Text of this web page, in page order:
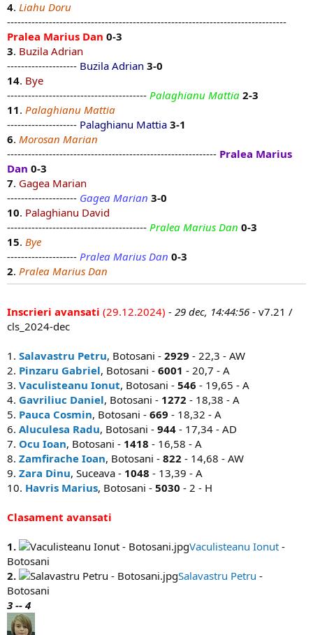
4. Liahu Doru
--------------------------------------------------------------------------------
Pralea Marius Dan 0-3
3. Buzila Adrian
-------------------- Buzila Adrian 3-0
14. Bye
---------------------------------------- Palaghianu Mattia 2-3
11. Palaghianu Mattia
-------------------- Palaghianu Mattia 3-1
6. Morosan Marian
------------------------------------------------------------ Pralea Marius
Dan 0-3
7. Gagea Marian
-------------------- Gagea Marian 3-0
10. Palaghianu David
---------------------------------------- Pralea Marius Dan 0-3
15. Bye
-------------------- Pralea Marius Dan 0-3
2. Pralea Marius Dan
Inscrieri avansati (29.12.2024) - 29 dec, 14:44:56 - v7.21 /
cls_2024-dec
1. Salavastru Petru, Botosani - 2929 - 22,3 - AW
2. Pinzaru Gabriel, Botosani - 6001 - 20,7 - A
3. Vaculisteanu Ionut, Botosani - 546 - 19,65 - A
4. Gavriliuc Daniel, Botosani - 1272 - 18,38 - A
5. Pauca Cosmin, Botosani - 669 - 18,32 - A
6. Aluculesa Radu, Botosani - 944 - 17,34 - AD
7. Ocu Ioan, Botosani - 1418 - 16,58 - A
8. Zamfirache Ioan, Botosani - 822 - 14,68 - AW
9. Zara Dinu, Suceava - 1048 - 13,39 - A
10. Havris Marius, Botosani - 5030 - 2 - H
Clasament avansati
1. Vaculisteanu Ionut -
Botosani
2.
Salavastru Petru -
Botosani
3 -- 4